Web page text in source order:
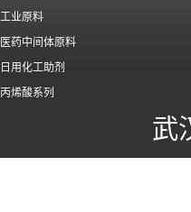
工业原料
医药中间体原料
日用化工助剂
丙烯酸系列
武